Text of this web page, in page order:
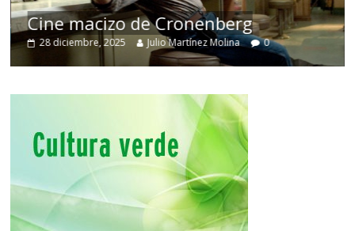
Cine macizo de Cronenberg
28 diciembre, 2025 Julio Martínez Molina 0